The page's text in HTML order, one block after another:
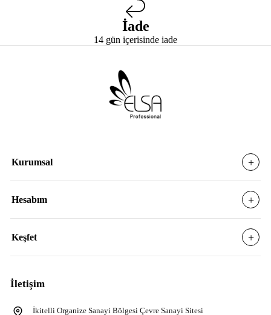
İade
14 gün içerisinde iade
Kurumsal
Hesabım
Keşfet
İletişim
İkitelli Organize Sanayi Bölgesi Çevre Sanayi Sitesi